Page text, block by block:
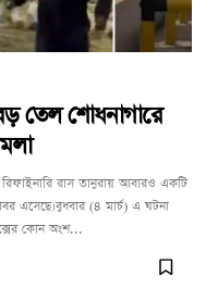
তেল শোধনাগারে
রাস তানুরায় আবারও একটি
এসেছে।বুধবার (৪ মার্চ) এ ঘটনা
কোন অংশ...